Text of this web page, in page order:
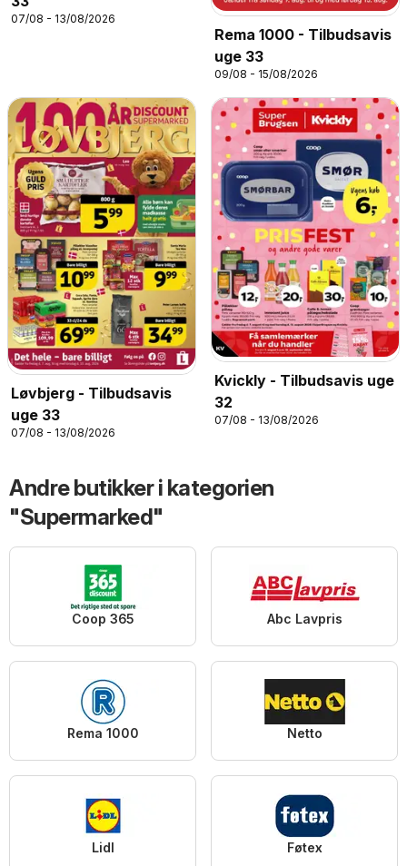
07/08 - 13/08/2026
Rema 1000 - Tilbudsavis
uge 33
09/08 - 15/08/2026
Løvbjerg - Tilbudsavis
uge 33
07/08 - 13/08/2026
Kvickly - Tilbudsavis uge
32
07/08 - 13/08/2026
Andre butikker i kategorien
"Supermarked"
Coop 365 Abc Lavpris
Rema 1000 Netto
Lidl Føtex